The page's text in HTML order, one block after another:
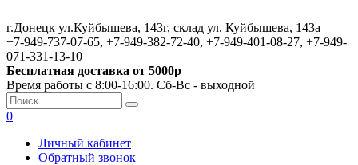
г.Донецк ул.Куйбышева, 143г, склад ул. Куйбышева, 143а
+7-949-737-07-65, +7-949-382-72-40, +7-949-401-08-27, +7-949-
071-331-13-10
Бесплатная доставка от 5000р
Время работы с 8:00-16:00. Сб-Вс - выходной
0
Личный кабинет
Обратный звонок